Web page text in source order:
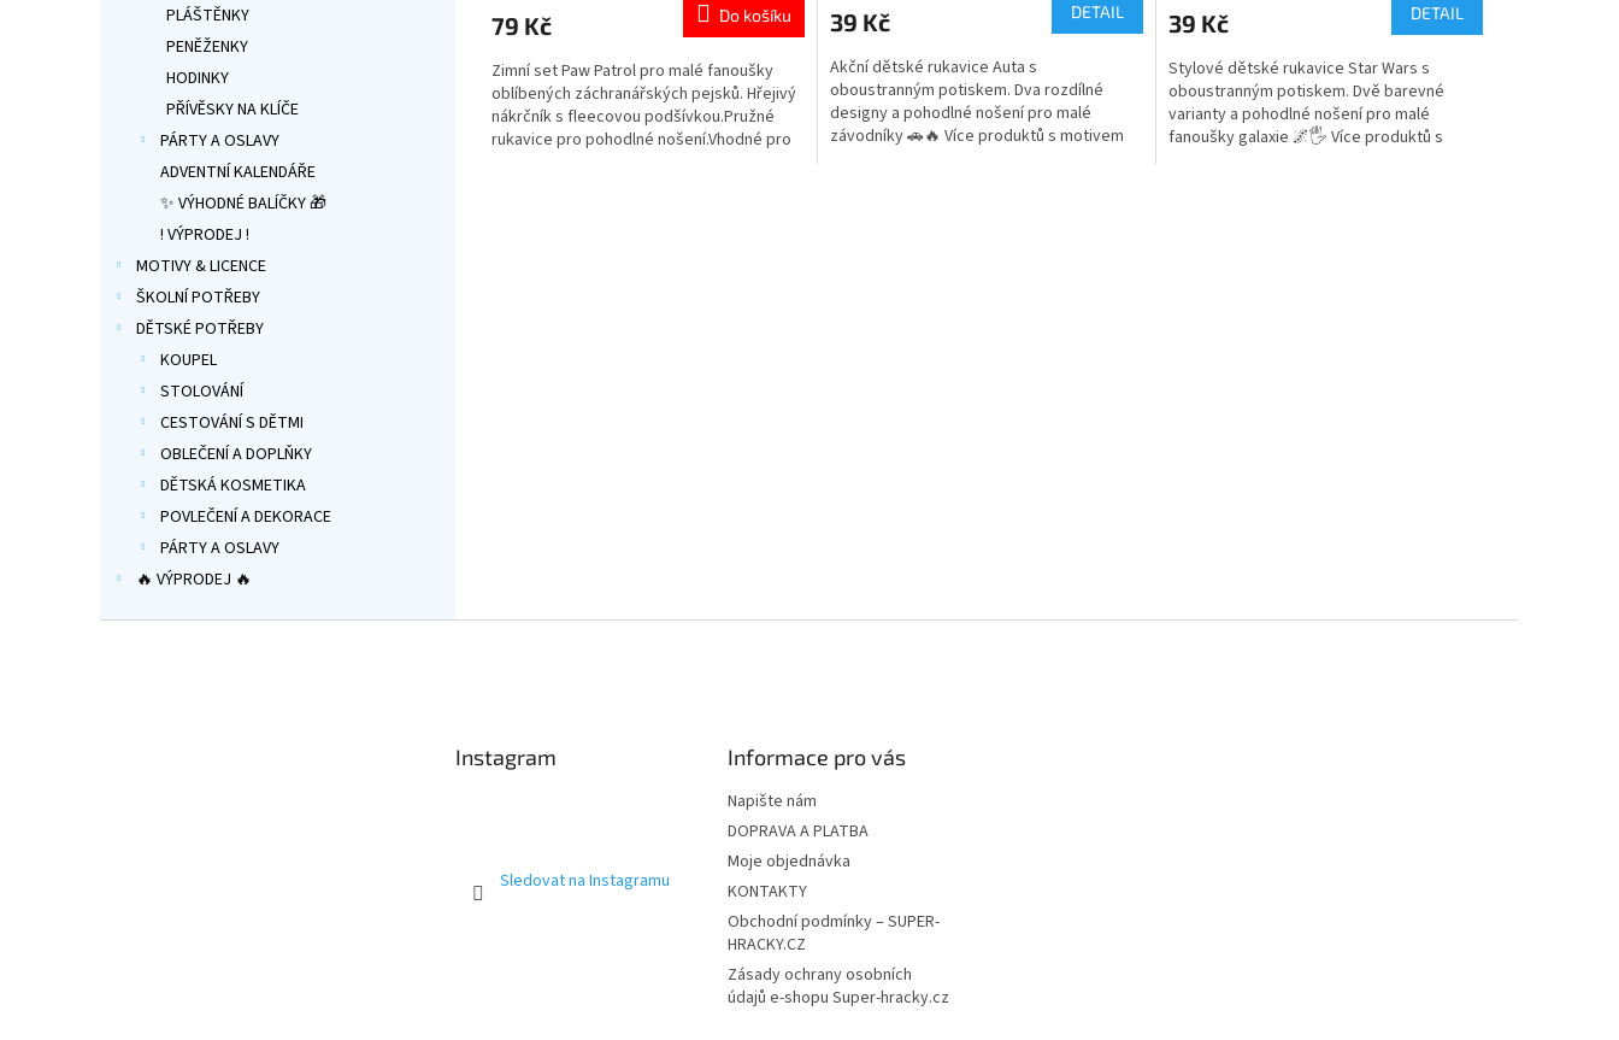
PLÁŠTĚNKY
PENĚŽENKY
HODINKY
PŘÍVĚSKY NA KLÍČE
PÁRTY A OSLAVY
ADVENTNÍ KALENDÁŘE
✨ VÝHODNÉ BALÍČKY 🎁
! VÝPRODEJ !
MOTIVY & LICENCE
ŠKOLNÍ POTŘEBY
DĚTSKÉ POTŘEBY
KOUPEL
STOLOVÁNÍ
CESTOVÁNÍ S DĚTMI
OBLEČENÍ A DOPLŇKY
DĚTSKÁ KOSMETIKA
POVLEČENÍ A DEKORACE
PÁRTY A OSLAVY
🔥 VÝPRODEJ 🔥
je
z
5
hvězdiček.
79 Kč Do košíku
Zimní set Paw Patrol pro malé fanoušky
oblíbených záchranářských pejsků. Hřejivý
nákrčník s fleecovou podšívkou.Pružné
rukavice pro pohodlné nošení.Vhodné pro
je
z
5
hvězdiček.
39 Kč DETAIL
Akční dětské rukavice Auta s
oboustranným potiskem. Dva rozdílné
designy a pohodlné nošení pro malé
závodníky 🚗🔥 Více produktů s motivem
je
z
5
hvězdiček.
39 Kč DETAIL
Stylové dětské rukavice Star Wars s
oboustranným potiskem. Dvě barevné
varianty a pohodlné nošení pro malé
fanoušky galaxie 🌌🖐️ Více produktů s
Instagram
Sledovat na Instagramu
Informace pro vás
Napište nám
DOPRAVA A PLATBA
Moje objednávka
KONTAKTY
Obchodní podmínky – SUPER-
HRACKY.CZ
Zásady ochrany osobních
údajů e-shopu Super-hracky.cz